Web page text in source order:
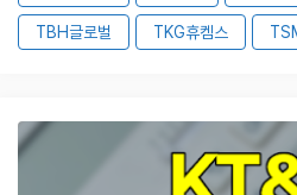
TBH글로벌 TKG휴켐스